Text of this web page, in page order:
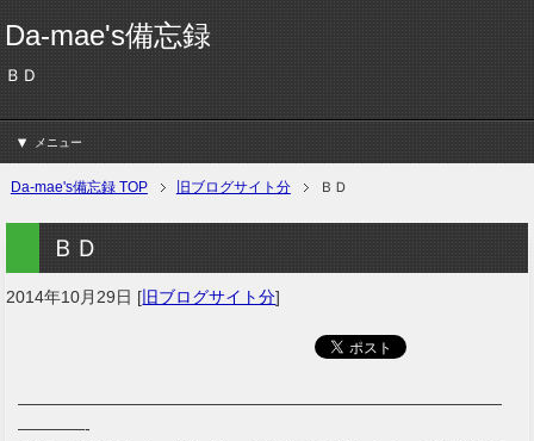
Da-mae's備忘録
ＢＤ
メニュー
Da-mae's備忘録 TOP 旧ブログサイト分 ＢＤ
ＢＤ
2014年10月29日 [ 旧ブログサイト分]
—————————————————————————————
————-